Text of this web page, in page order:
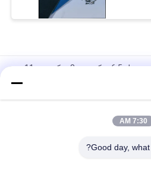
سطح أملس صمغ راتينج ماستر موصل 6.5 ميكرومتر 8 ميكرومتر 11
الفولاذ المقاوم للصدأ موصل ماستر ، 2.5 مم طول التكتلات البلاستيكية
7:30 AM
Good day,